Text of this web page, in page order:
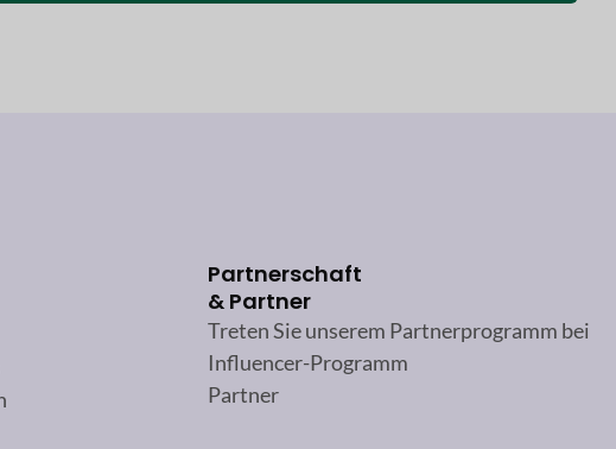
Partnerschaft
& Partner
Treten Sie unserem Partnerprogramm bei
Influencer-Programm
Partner